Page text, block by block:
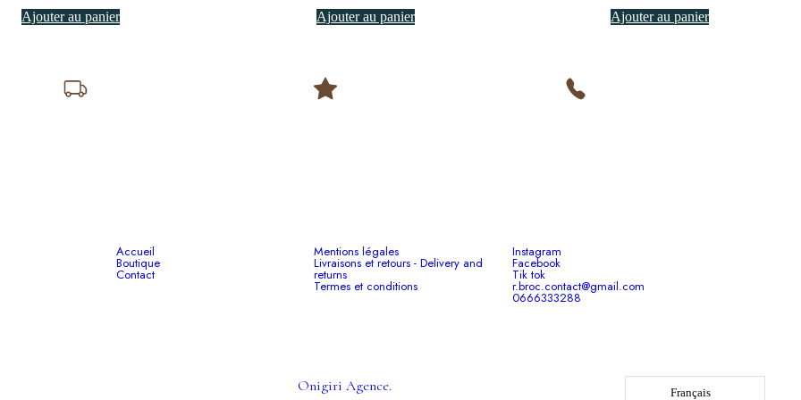
Ajouter au panier
Ajouter au panier
Ajouter au panier
Accueil
Boutique
Contact
Mentions légales
Livraisons et retours - Delivery and
returns
Termes et conditions
Instagram
Facebook
Tik tok
r.broc.contact@gmail.com
0666333288
Onigiri Agence. Français